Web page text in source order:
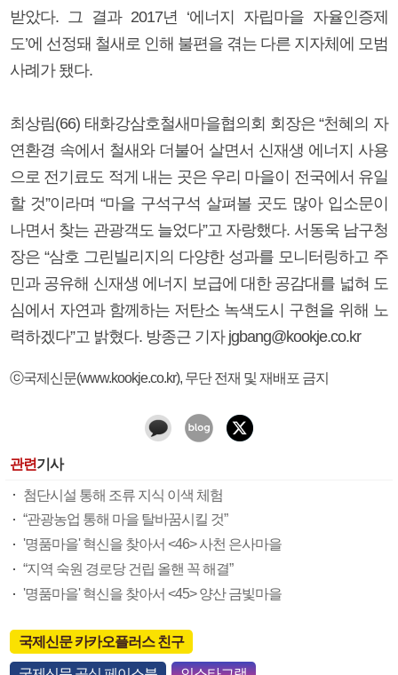
받았다. 그 결과 2017년 ‘에너지 자립마을 자율인증제
도’에 선정돼 철새로 인해 불편을 겪는 다른 지자체에 모범
사례가 됐다.
최상림(66) 태화강삼호철새마을협의회 회장은 “천혜의 자
연환경 속에서 철새와 더불어 살면서 신재생 에너지 사용
으로 전기료도 적게 내는 곳은 우리 마을이 전국에서 유일
할 것”이라며 “마을 구석구석 살펴볼 곳도 많아 입소문이
나면서 찾는 관광객도 늘었다”고 자랑했다. 서동욱 남구청
장은 “삼호 그린빌리지의 다양한 성과를 모니터링하고 주
민과 공유해 신재생 에너지 보급에 대한 공감대를 넓혀 도
심에서 자연과 함께하는 저탄소 녹색도시 구현을 위해 노
력하겠다”고 밝혔다. 방종근 기자 jgbang@kookje.co.kr
ⓒ국제신문(www.kookje.co.kr), 무단 전재 및 재배포 금지
관련기사
첨단시설 통해 조류 지식 이색 체험
“관광농업 통해 마을 탈바꿈시킬 것”
'명품마을' 혁신을 찾아서 <46> 사천 은사마을
“지역 숙원 경로당 건립 올핸 꼭 해결”
'명품마을' 혁신을 찾아서 <45> 양산 금빛마을
국제신문 카카오플러스 친구